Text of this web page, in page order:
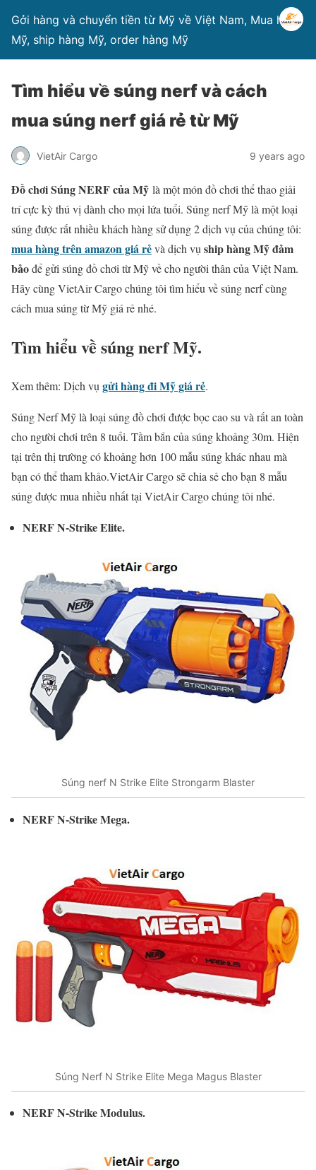
Gởi hàng và chuyển tiền từ Mỹ về Việt Nam, Mua hàng
Mỹ, ship hàng Mỹ, order hàng Mỹ
Tìm hiểu về súng nerf và cách
mua súng nerf giá rẻ từ Mỹ
VietAir Cargo 9 years ago
Đồ chơi Súng NERF của Mỹ là một món đồ chơi thể thao giải
trí cực kỳ thú vị dành cho mọi lứa tuổi. Súng nerf Mỹ là một loại
súng được rất nhiều khách hàng sử dụng 2 dịch vụ của chúng tôi:
mua hàng trên amazon giá rẻvà dịch vụ ship hàng Mỹ đảm
bảođể gửi súng đồ chơi từ Mỹ về cho người thân của Việt Nam.
Hãy cùng VietAir Cargo chúng tôi tìm hiểu về súng nerf cùng
cách mua súng từ Mỹ giá rẻ nhé.
Tìm hiểu về súng nerf Mỹ.
Xem thêm: Dịch vụ gửi hàng đi Mỹ giá rẻ.
Súng Nerf Mỹ là loại súng đồ chơi được bọc cao su và rất an toàn
cho người chơi trên 8 tuổi. Tầm bắn của súng khoảng 30m. Hiện
tại trên thị trường có khoảng hơn 100 mẫu súng khác nhau mà
bạn có thể tham khảo.VietAir Cargo sẽ chia sẻ cho bạn 8 mẫu
súng được mua nhiều nhất tại VietAir Cargo chúng tôi nhé.
NERF N-Strike Elite.
Súng nerf N Strike Elite Strongarm Blaster
NERF N-Strike Mega.
Súng Nerf N Strike Elite Mega Magus Blaster
NERF N-Strike Modulus.